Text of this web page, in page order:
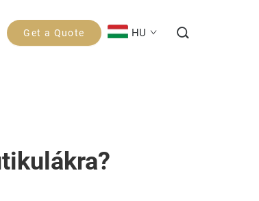
Get a Quote HU